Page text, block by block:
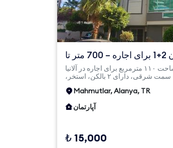
در محمودلار آپارتمان 2+1 برای اجاره – 700 متر تا
دریا، بزرگ ...
آپارتمان ۲+۱ به مساحت ۱۱۰ مترمربع برای اجاره در آلانیا
محموتلار. طبقه پنجم، سمت شرقی، دارای ۲ بالکن، استخر،
Mahmutlar, Alanya, TR
آپارتمان
₺ 15,000